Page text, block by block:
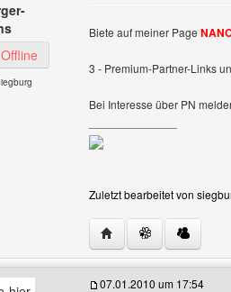
locations Benutzer-Profile anzeigen
Offline
Biete auf meiner Page
3 - Premium-Partner-Links
Bei Interesse über PN
Zuletzt bearbeitet von
Website dieses
07.01.2010 um 17:54